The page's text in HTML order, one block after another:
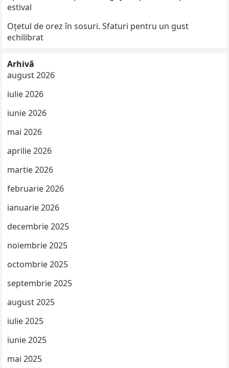
estival
Oțetul de orez în sosuri. Sfaturi pentru un gust
echilibrat
Arhivă
august 2026
iulie 2026
iunie 2026
mai 2026
aprilie 2026
martie 2026
februarie 2026
ianuarie 2026
decembrie 2025
noiembrie 2025
octombrie 2025
septembrie 2025
august 2025
iulie 2025
iunie 2025
mai 2025